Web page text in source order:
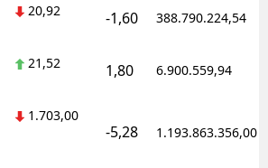
20,92 -1,60 388.790.224,54
21,52 1,80 6.900.559,94
1.703,00
-5,28 1.193.863.356,00